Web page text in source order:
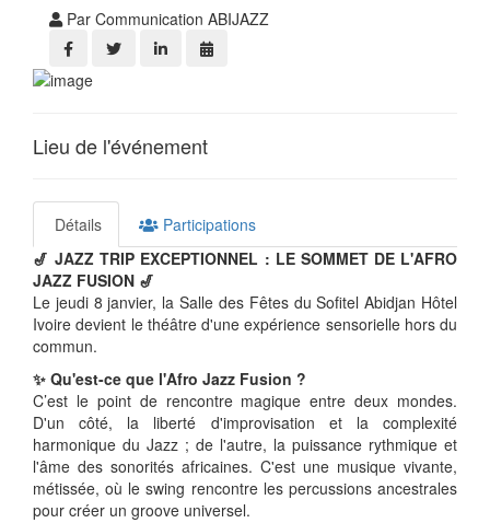
Par Communication ABIJAZZ
Lieu de l'événement
Détails
Participations
🎷 JAZZ TRIP EXCEPTIONNEL : LE SOMMET DE L'AFRO
JAZZ FUSION 🎷
Le jeudi 8 janvier, la Salle des Fêtes du Sofitel Abidjan Hôtel
Ivoire devient le théâtre d'une expérience sensorielle hors du
commun.
✨ Qu'est-ce que l'Afro Jazz Fusion ?
C’est le point de rencontre magique entre deux mondes.
D'un côté, la liberté d'improvisation et la complexité
harmonique du Jazz ; de l'autre, la puissance rythmique et
l'âme des sonorités africaines. C'est une musique vivante,
métissée, où le swing rencontre les percussions ancestrales
pour créer un groove universel.